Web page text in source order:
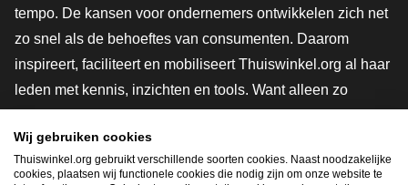
tempo. De kansen voor ondernemers ontwikkelen zich net
zo snel als de behoeftes van consumenten. Daarom
inspireert, faciliteert en mobiliseert Thuiswinkel.org al haar
leden met kennis, inzichten en tools. Want alleen zo
innovatievere toekomst. Dus groei ook mee en maak
shoppen slimmer.
Wij gebruiken cookies
Thuiswinkel.org gebruikt verschillende soorten cookies. Naast noodzakelijke
cookies, plaatsen wij functionele cookies die nodig zijn om onze website te